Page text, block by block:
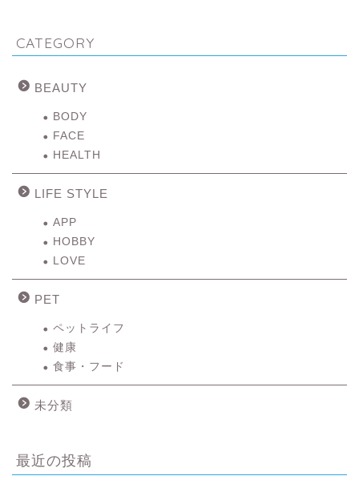
CATEGORY
BEAUTY
BODY
FACE
HEALTH
LIFE STYLE
APP
HOBBY
LOVE
PET
ペットライフ
健康
食事・フード
未分類
最近の投稿